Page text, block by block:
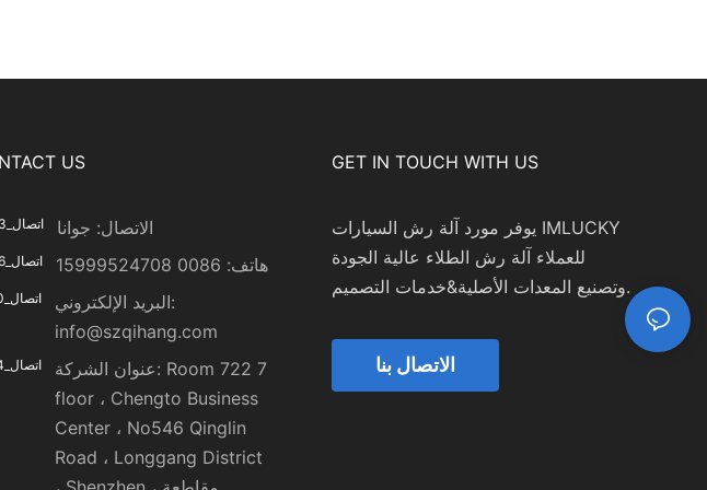
US
الاتصال: جوانا
هاتف: 0086 15999524708
البريد الإلكتروني:
info@szqihang.com
عنوان الشركة: Room 722 7
floor ، Chengto Business
Center ، No546 Qinglin
Road ، Longgang District
GET IN TOUCH WITH US
يوفر مورد آلة رش السيارات IMLUCKY
للعملاء آلة رش الطلاء عالية الجودة
وتصنيع المعدات الأصلية&خدمات التصميم.
الاتصال بنا